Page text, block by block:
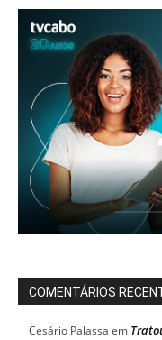
COMENTÁRIOS
Cesário Palassa em